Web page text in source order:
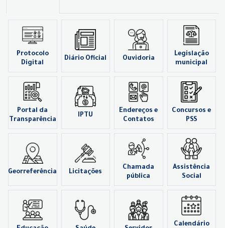
Protocolo
Digital
Diário Oficial Ouvidoria
Legislação
municipal
Portal da
Transparência
IPTU
Endereços e
Contatos
Concursos e
PSS
Georreferência Licitações
Chamada
pública
Assistência
Social
Calendário